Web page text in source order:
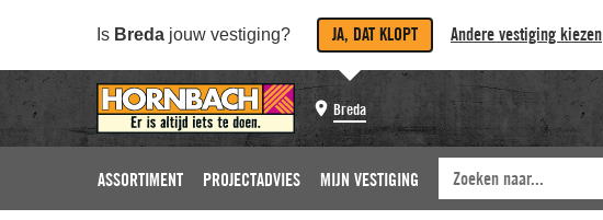
Is Breda jouw vestiging? JA, DAT KLOPT Andere vestiging kiezen
Breda
ASSORTIMENT PROJECTADVIES MIJN VESTIGING